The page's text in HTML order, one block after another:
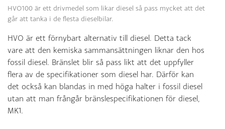
HVO100 är ett drivmedel som likar diesel så pass mycket att det
går att tanka i de flesta dieselbilar.
HVO är ett förnybart alternativ till diesel. Detta tack
vare att den kemiska sammansättningen liknar den hos
fossil diesel. Bränslet blir så pass likt att det uppfyller
flera av de specifikationer som diesel har. Därför kan
det också kan blandas in med höga halter i fossil diesel
utan att man frångår bränslespecifikationen för diesel,
MK1.